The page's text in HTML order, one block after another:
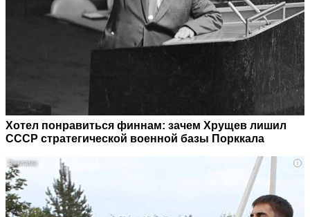
Хотел понравиться финнам: зачем Хрущев лишил
СССР стратегической военной базы Порккала
i